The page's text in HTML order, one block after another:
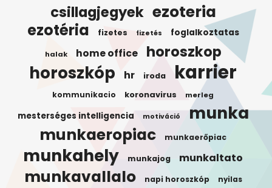
csillagjegyek ezoteria
ezotéria fizetes fizetés foglalkoztatas
halak home office horoszkop
horoszkóp hr iroda karrier
kommunikacio koronavirus merleg
mesterséges intelligencia motiváció munka
munkaeropiac munkaerőpiac
munkahely munkajog munkaltato
munkavallalo napi horoszkóp nyilas